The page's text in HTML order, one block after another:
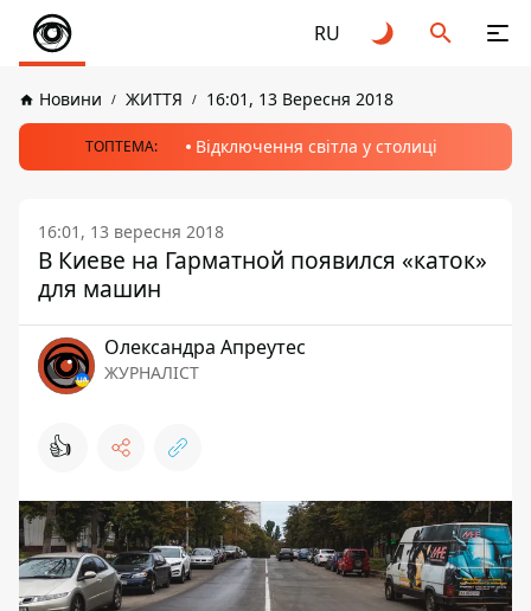
RU
Новини ЖИТТЯ 16:01, 13 Вересня 2018
ТОПТЕМА: Відключення світла у столиці
16:01, 13 вересня 2018
В Киеве на Гарматной появился «каток»
для машин
Олександра Апреутес
ЖУРНАЛІСТ
👍